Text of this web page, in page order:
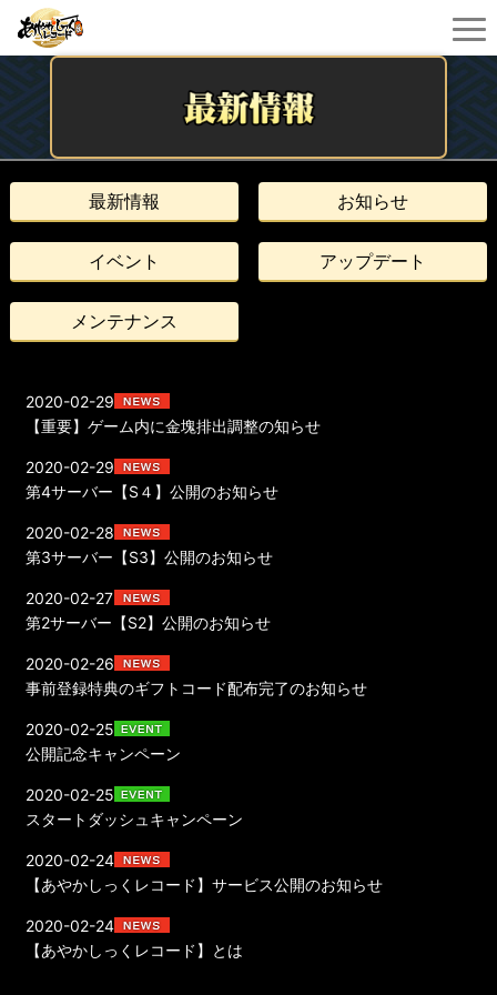
最新情報 お知らせ
イベント アップデート
メンテナンス
【重要】ゲーム内に金塊排出調整の知らせ
2020-02-29
第4サーバー【S４】公開のお知らせ
2020-02-29
第3サーバー【S3】公開のお知らせ
2020-02-28
第2サーバー【S2】公開のお知らせ
2020-02-27
事前登録特典のギフトコード配布完了のお知らせ
2020-02-26
公開記念キャンペーン
2020-02-25
スタートダッシュキャンペーン
2020-02-25
【あやかしっくレコード】サービス公開のお知らせ
2020-02-24
【あやかしっくレコード】とは
2020-02-24